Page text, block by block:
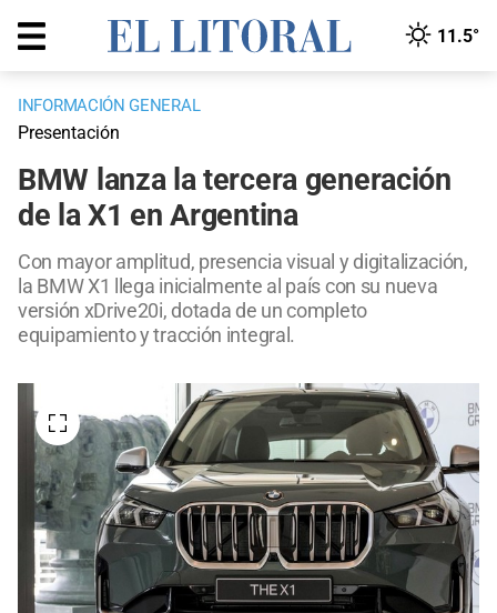
11.5°
INFORMACIÓN GENERAL
Presentación
BMW lanza la tercera generación
de la X1 en Argentina
Con mayor amplitud, presencia visual y digitalización,
la BMW X1 llega inicialmente al país con su nueva
versión xDrive20i, dotada de un completo
equipamiento y tracción integral.